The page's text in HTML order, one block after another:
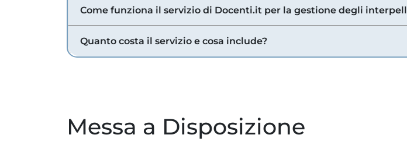
Come funziona il servizio di Docenti.it per la gestione degli
Quanto costa il servizio e cosa include?
Messa a Disposizione